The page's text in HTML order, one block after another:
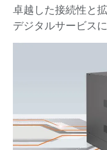
卓越した接続性と
デジタルサービス